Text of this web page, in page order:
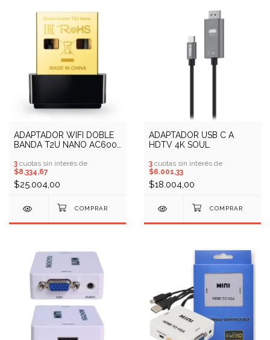
ADAPTADOR WIFI DOBLE
BANDA T2U NANO AC600
3 cuotas sin interés de
$8.334,67
$25.004,00
ADAPTADOR USB C A
HDTV 4K SOUL
3 cuotas sin interés de
$6.001,33
$18.004,00